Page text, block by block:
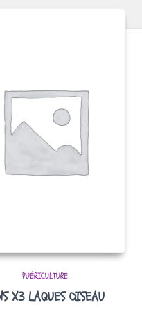
PUÉRICULTURE
X3 LAQUES OISEAU